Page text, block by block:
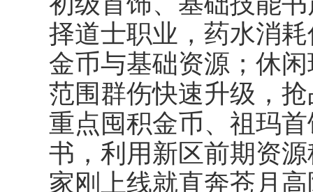
择道士职业，药水消
金币与基础资源；休
范围群伤快速升级，
重点囤积金币、祖玛
书，利用新区前期资
家刚上线就直奔苍月